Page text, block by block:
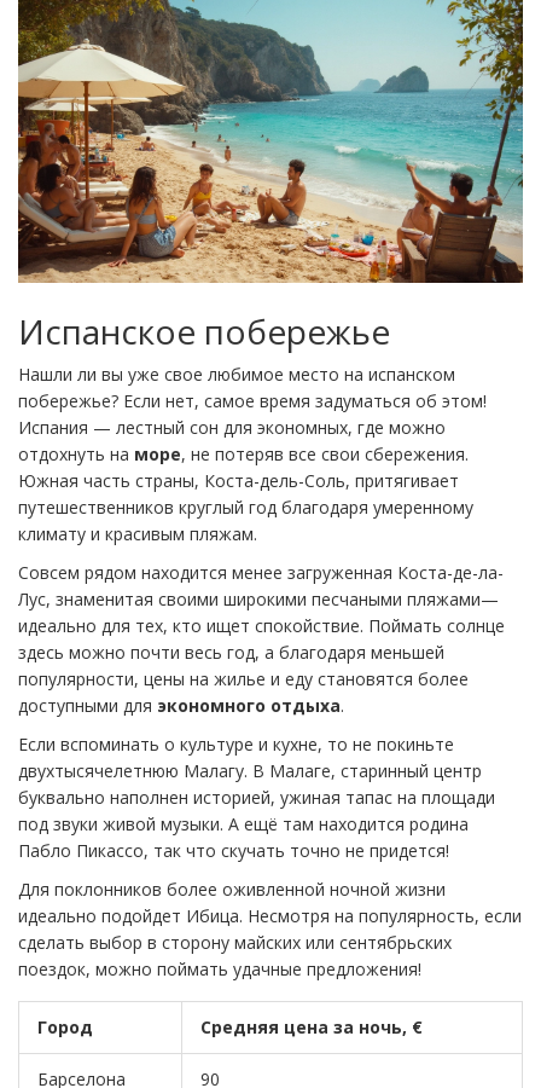
Испанское побережье
Нашли ли вы уже свое любимое место на испанском
побережье? Если нет, самое время задуматься об этом!
Испания — лестный сон для экономных, где можно
отдохнуть на море, не потеряв все свои сбережения.
Южная часть страны, Коста-дель-Соль, притягивает
путешественников круглый год благодаря умеренному
климату и красивым пляжам.
Совсем рядом находится менее загруженная Коста-де-ла-
Лус, знаменитая своими широкими песчаными пляжами—
идеально для тех, кто ищет спокойствие. Поймать солнце
здесь можно почти весь год, а благодаря меньшей
популярности, цены на жилье и еду становятся более
доступными для экономного отдыха.
Если вспоминать о культуре и кухне, то не покиньте
двухтысячелетнюю Малагу. В Малаге, старинный центр
буквально наполнен историей, ужиная тапас на площади
под звуки живой музыки. А ещё там находится родина
Пабло Пикассо, так что скучать точно не придется!
Для поклонников более оживленной ночной жизни
идеально подойдет Ибица. Несмотря на популярность, если
сделать выбор в сторону майских или сентябрьских
поездок, можно поймать удачные предложения!
Город Средняя цена за ночь, €
Барселона 90